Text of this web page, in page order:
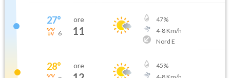
27°
6
ore
11
47%
4-8Km/h
Nord E
28° ore 45%